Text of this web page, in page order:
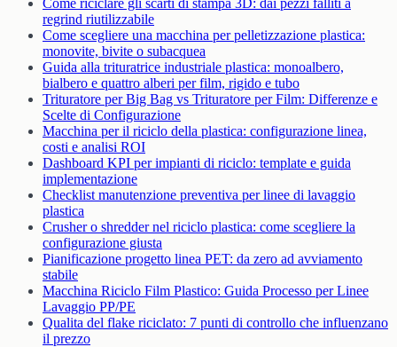
regrind riutilizzabile
Come scegliere una macchina per pelletizzazione plastica:
monovite, bivite o subacquea
Guida alla trituratrice industriale plastica: monoalbero,
bialbero e quattro alberi per film, rigido e tubo
Trituratore per Big Bag vs Trituratore per Film: Differenze e
Scelte di Configurazione
Macchina per il riciclo della plastica: configurazione linea,
costi e analisi ROI
Dashboard KPI per impianti di riciclo: template e guida
implementazione
Checklist manutenzione preventiva per linee di lavaggio
plastica
Crusher o shredder nel riciclo plastica: come scegliere la
configurazione giusta
Pianificazione progetto linea PET: da zero ad avviamento
stabile
Macchina Riciclo Film Plastico: Guida Processo per Linee
Lavaggio PP/PE
Qualita del flake riciclato: 7 punti di controllo che influenzano
il prezzo